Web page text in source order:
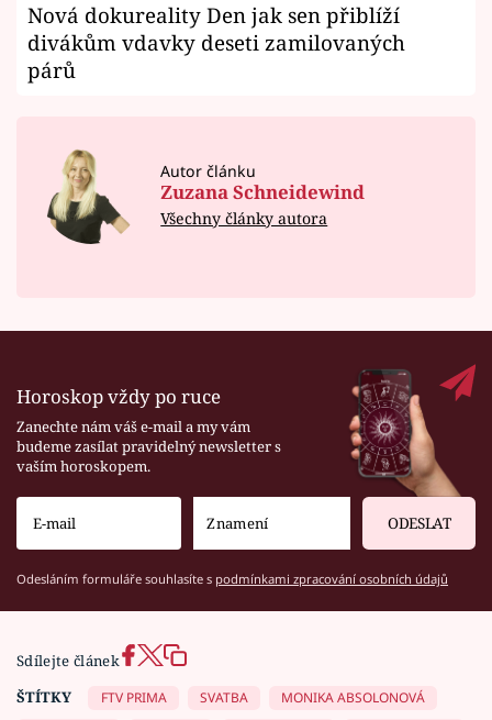
Nová dokureality Den jak sen přiblíží
divákům vdavky deseti zamilovaných
párů
Autor článku
Zuzana Schneidewind
Všechny články autora
Horoskop vždy po ruce
Zanechte nám váš e-mail a my vám
budeme zasílat pravidelný newsletter s
vaším horoskopem.
ODESLAT
Odesláním formuláře souhlasíte s podmínkami zpracování osobních údajů
Sdílejte článek
ŠTÍTKY
FTV PRIMA SVATBA
MONIKA ABSOLONOVÁ